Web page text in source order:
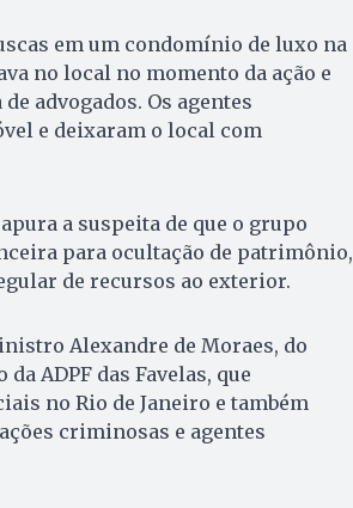
em um condomínio de luxo na
no local no momento da ação e
advogados. Os agentes
e deixaram o local com
a suspeita de que o grupo
para ocultação de patrimônio,
de recursos ao exterior.
Alexandre de Moraes, do
ADPF das Favelas, que
no Rio de Janeiro e também
criminosas e agentes